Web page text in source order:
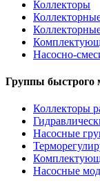
Коллекторы
Насосно-
Группы быстрого
Коллекторы
Насосные
Насосные